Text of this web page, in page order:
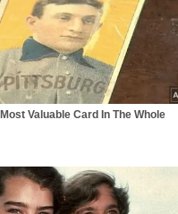
Valuable Card In The Whole